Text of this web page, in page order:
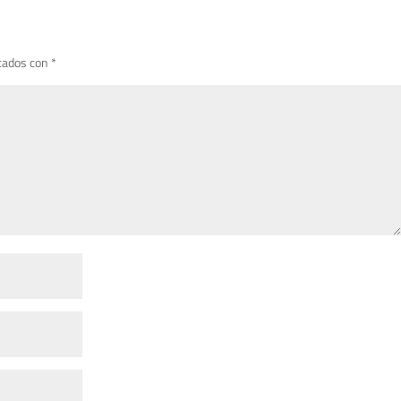
con *